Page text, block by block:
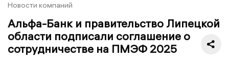
Новости компаний
Альфа-Банк и правительство Липецкой
области подписали соглашение о
сотрудничестве на ПМЭФ 2025